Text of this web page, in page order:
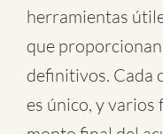
herramientas
que
definitivos. Cada
es único, y